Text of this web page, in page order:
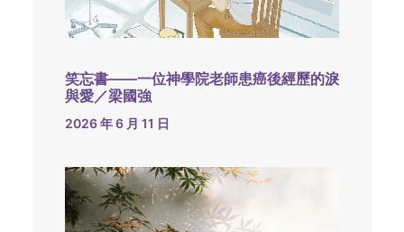
笑忘書——一位神學院老師患癌後經歷的淚
與愛／梁國強
2026 年 6 月 11 日